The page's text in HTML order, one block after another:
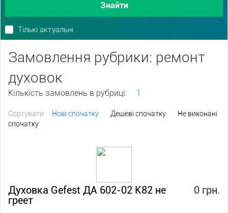
Знайти
Тількі актуальні
Замовлення рубрики: ремонт
духовок
Кількість замовлень в рубриці: 1
Сортувати: Нові спочатку Дешеві спочатку
Не виконані
спочатку
0 грн.
Духовка Gefest ДА 602-02 К82 не
греет